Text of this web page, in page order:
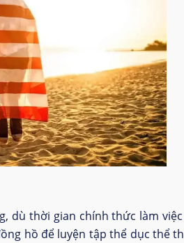
dù thời gian chính thức làm
hồ để luyện tập thể dục thể